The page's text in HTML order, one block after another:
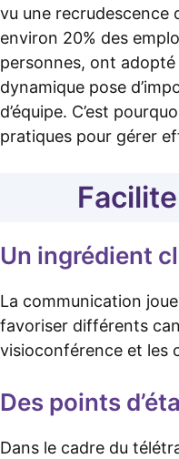
vu une recrudescence
environ 20% des
personnes, ont
dynamique pose
d’équipe. C’est
pratiques pour gérer
Un ingrédient
La communication
favoriser différents
visioconférence et les
Des points
Dans le cadre du